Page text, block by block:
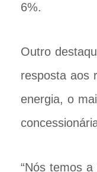
6%.
Outro
resposta aos
energia, o
“Nós temos